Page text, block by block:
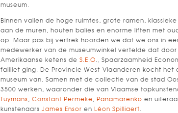
museum.
Binnen vallen de hoge ruimtes, grote ramen,
aan de muren, houten balies en enorme liften met
op. Maar pas bij vertrek hoorden we dat we ons in
medewerker van de museumwinkel vertelde dat
Amerikaanse ketens de S.E.O ., Spaarzaamheid
failliet ging. De Provincie West-Vlaanderen kocht het
museum van. Samen met de collectie van de stad
3500 werken, waaronder die van Vlaamse
Tuymans
Constant Permeke Panamarenko en
kunstenaars James Ensor en Léon Spilliaert